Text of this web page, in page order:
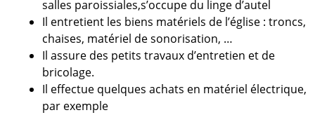
salles paroissiales,s’occupe du linge d’autel
Il entretient les biens matériels de l’église : troncs,
chaises, matériel de sonorisation, …
Il assure des petits travaux d’entretien et de
bricolage.
Il effectue quelques achats en matériel électrique,
par exemple